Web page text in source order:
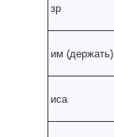
зр
им (держать)
иса